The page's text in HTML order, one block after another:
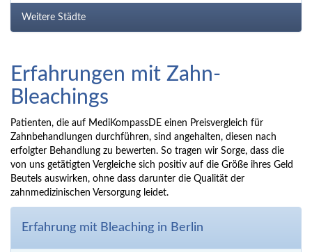
Weitere Städte
Erfahrungen mit Zahn-
Bleachings
Patienten, die auf MediKompassDE einen Preisvergleich für
Zahnbehandlungen durchführen, sind angehalten, diesen nach
erfolgter Behandlung zu bewerten. So tragen wir Sorge, dass die
von uns getätigten Vergleiche sich positiv auf die Größe ihres Geld
Beutels auswirken, ohne dass darunter die Qualität der
zahnmedizinischen Versorgung leidet.
Erfahrung mit Bleaching in Berlin